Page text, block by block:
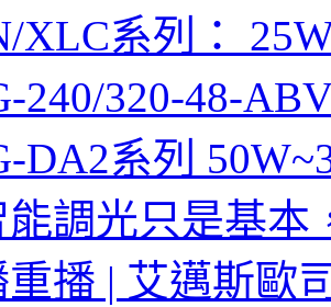
XLC系列：
240/320-48-
DA2系列
能調光只是基本
重播 | 艾邁斯歐